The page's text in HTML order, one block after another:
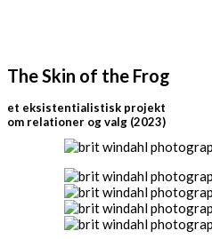
The Skin of the Frog
et eksistentialistisk projekt
om relationer og valg (2023)